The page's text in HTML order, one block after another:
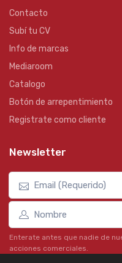
Contacto
Subí tu CV
Info de marcas
Mediaroom
Catalogo
Botón de arrepentimiento
Registrate como cliente
Newsletter
Enterate antes que nadie de
acciones comerciales.